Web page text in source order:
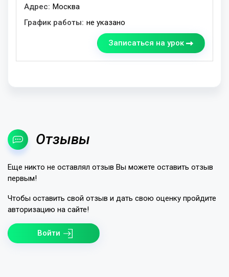
Адрес
работы
Москва
не указано
Записаться на урок
Отзывы
Еще никто не оставлял отзыв Вы можете оставить отзыв
первым!
Чтобы оставить свой отзыв и дать свою оценку пройдите
авторизацию на сайте!
Войти